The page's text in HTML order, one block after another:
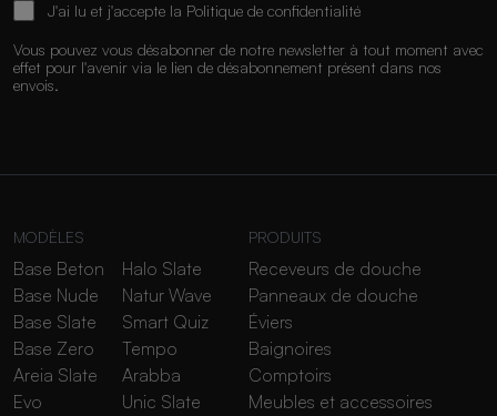
J'ai lu et j'accepte la Politique de confidentialité
Vous pouvez vous désabonner de notre newsletter à tout moment avec
effet pour l'avenir via le lien de désabonnement présent dans nos
envois.
MODÈLES
Base Beton
Base Nude
Base Slate
Base Zero
Areia Slate
Evo
Halo Slate
Natur Wave
Smart Quiz
Tempo
Arabba
Unic Slate
PRODUITS
Receveurs de douche
Panneaux de douche
Éviers
Baignoires
Comptoirs
Meubles et accessoires